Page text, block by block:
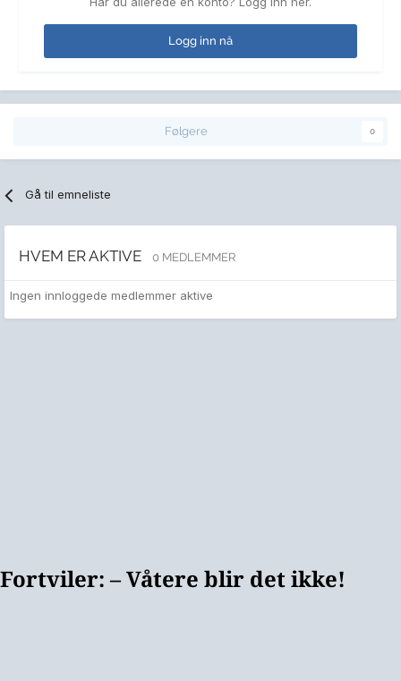
Logg inn nå
Følgere 0
Gå til emneliste
HVEM ER AKTIVE 0 MEDLEMMER
Ingen innloggede medlemmer aktive